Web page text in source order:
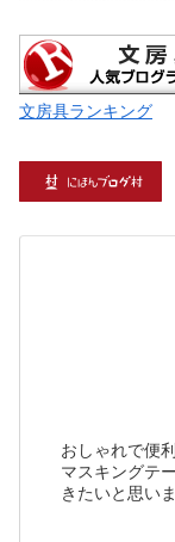
文房具ランキング
おしゃれで便
マスキングテ
きたいと思いま